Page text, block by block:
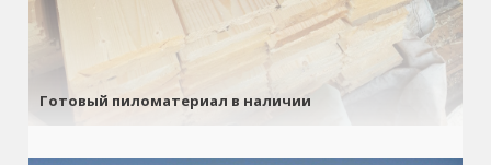
Готовый пиломатериал в наличии